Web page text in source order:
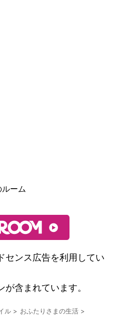
ーム
センス広告を利用してい
含まれています。
ル > おふたりさまの生活 >